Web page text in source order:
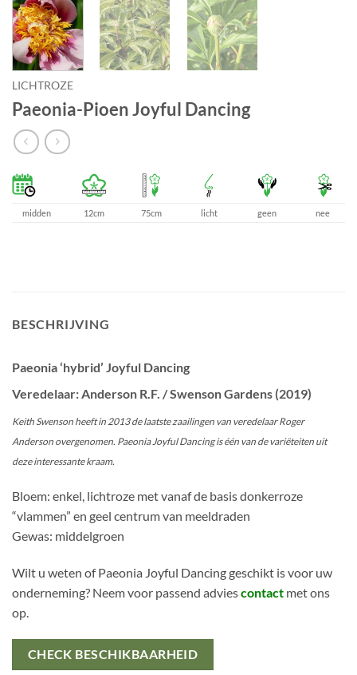
LICHTROZE
Paeonia-Pioen Joyful Dancing
midden 12cm 75cm licht geen nee
BESCHRIJVING
Paeonia ‘hybrid’ Joyful Dancing
Veredelaar: Anderson R.F. / Swenson Gardens (2019)
Keith Swenson heeft in 2013 de laatste zaailingen van veredelaar Roger
Anderson overgenomen. Paeonia Joyful Dancing is één van de variëteiten uit
deze interessante kraam.
Bloem: enkel, lichtroze met vanaf de basis donkerroze
“vlammen” en geel centrum van meeldraden
Gewas: middelgroen
Wilt u weten of Paeonia Joyful Dancing geschikt is voor uw
onderneming? Neem voor passend adviescontact met ons
op.
CHECK BESCHIKBAARHEID